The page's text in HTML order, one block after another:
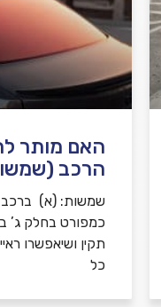
האם מותר
הרכב
שמשות: (א) ברכב
כמפורט בחלק ג’
תקין ושיאפשרו
כל